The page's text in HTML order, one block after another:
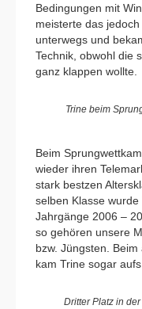
Bedingungen mit
meisterte das
unterwegs und
Technik, obwohl die
ganz klappen wollte.
Trine beim
Beim
wieder ihren
stark bestzen
selben Klasse
Jahrgänge 2006 –
so gehören unsere
bzw. Jüngsten.
kam Trine sogar
Dritter Platz in